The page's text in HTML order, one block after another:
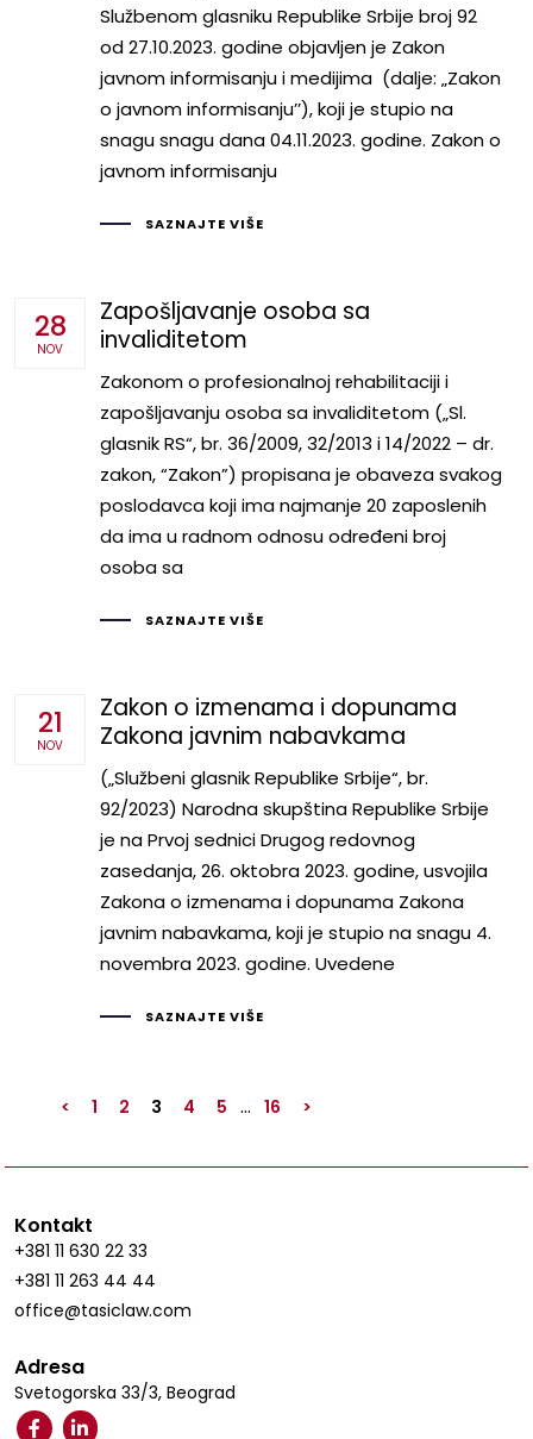
Službenom glasniku Republike Srbije broj 92
od 27.10.2023. godine objavljen je Zakon
javnom informisanju i medijima (dalje: „Zakon
o javnom informisanju’’), koji je stupio na
snagu snagu dana 04.11.2023. godine. Zakon o
javnom informisanju
SAZNAJTE VIŠE
28
NOV
Zapošljavanje osoba sa
invaliditetom
Zakonom o profesionalnoj rehabilitaciji i
zapošljavanju osoba sa invaliditetom („Sl.
glasnik RS“, br. 36/2009, 32/2013 i 14/2022 – dr.
zakon, “Zakon”) propisana je obaveza svakog
poslodavca koji ima najmanje 20 zaposlenih
da ima u radnom odnosu određeni broj
osoba sa
SAZNAJTE VIŠE
21
NOV
Zakon o izmenama i dopunama
Zakona javnim nabavkama
(„Službeni glasnik Republike Srbije“, br.
92/2023) Narodna skupština Republike Srbije
je na Prvoj sednici Drugog redovnog
zasedanja, 26. oktobra 2023. godine, usvojila
Zakona o izmenama i dopunama Zakona
javnim nabavkama, koji je stupio na snagu 4.
novembra 2023. godine. Uvedene
SAZNAJTE VIŠE
< 1 2 3 4 5 … 16 >
Kontakt
+381 11 630 22 33
+381 11 263 44 44
office@tasiclaw.com
Adresa
Svetogorska 33/3, Beograd